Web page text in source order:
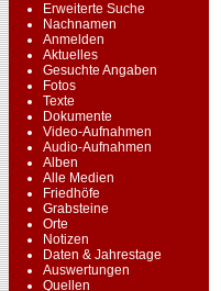
Erweiterte Suche
Nachnamen
Anmelden
Aktuelles
Gesuchte Angaben
Fotos
Texte
Dokumente
Video-Aufnahmen
Audio-Aufnahmen
Alben
Alle Medien
Friedhöfe
Grabsteine
Orte
Notizen
Daten & Jahrestage
Auswertungen
Quellen